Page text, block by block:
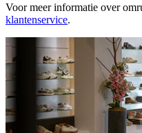
Voor meer informatie over
klantenservice.